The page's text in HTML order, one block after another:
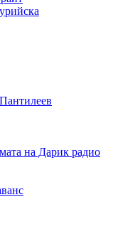
на Дарик радио